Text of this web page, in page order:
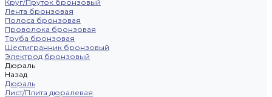
Круг/Пруток бронзовый
Лента бронзовая
Полоса бронзовая
Проволока бронзовая
Труба бронзовая
Шестигранник бронзовый
Электрод бронзовый
Дюраль
Назад
Дюраль
Лист/Плита дюралевая